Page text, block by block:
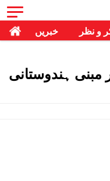
خبریں و نظر
مبنی ہندوستانی